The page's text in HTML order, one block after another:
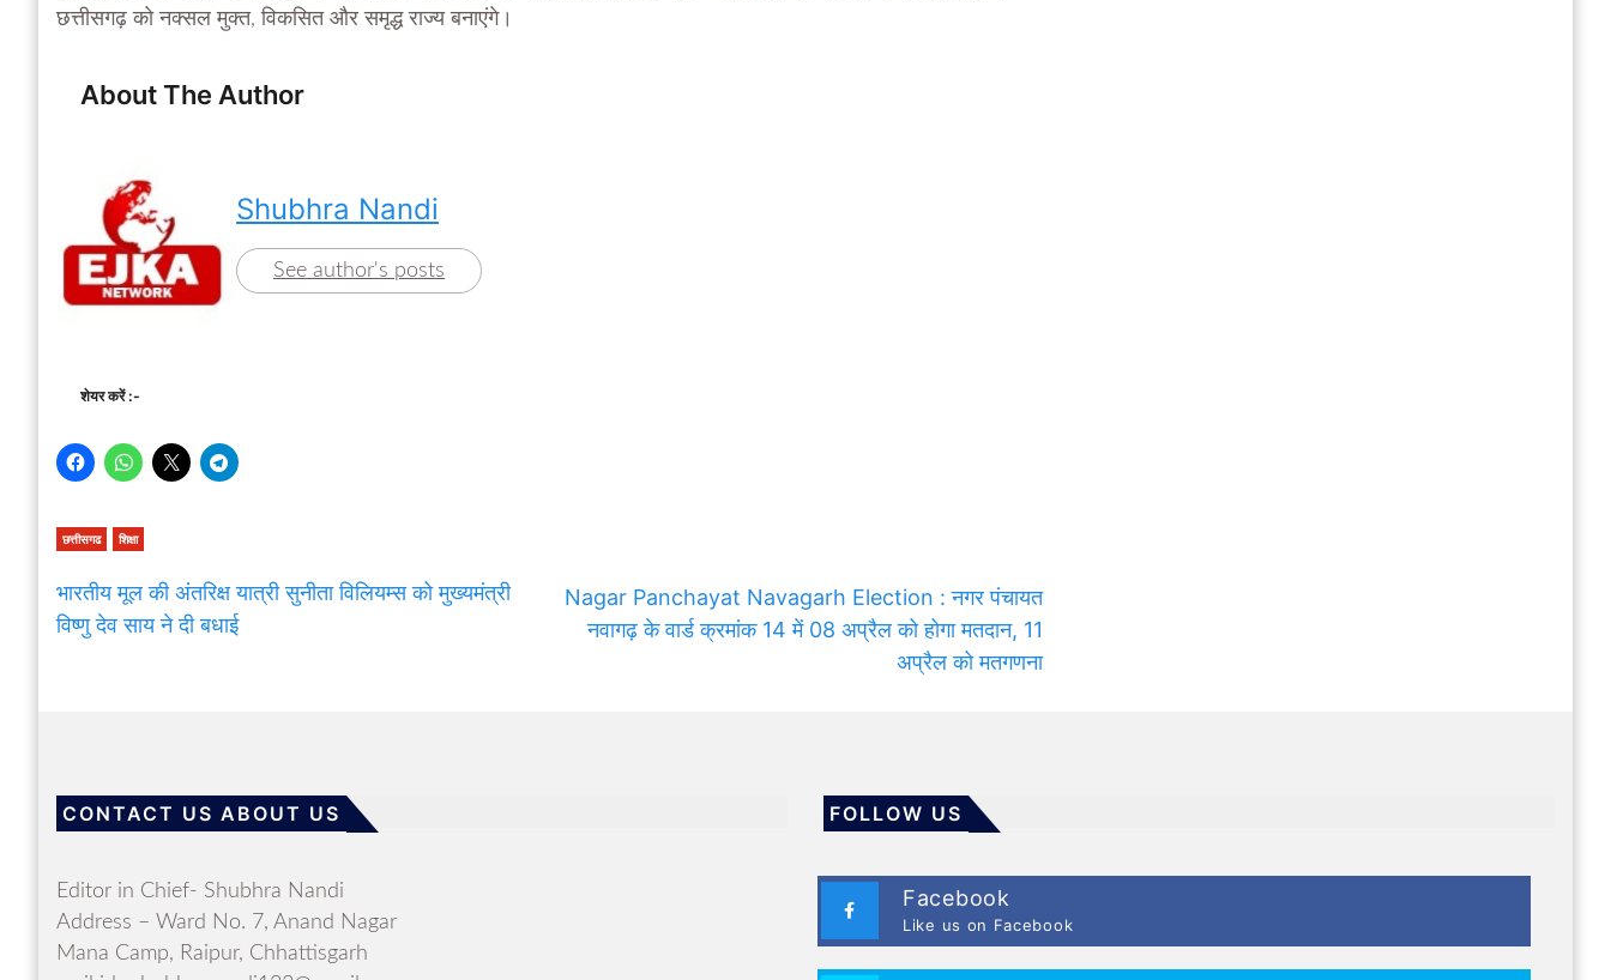
छत्तीसगढ़ को नक्सल मुक्त, विकसित और समृद्ध राज्य बनाएंगे।
About The Author
Shubhra Nandi
See author's posts
शेयर करें :-
छत्तीसगढ शिक्षा
भारतीय मूल की अंतरिक्ष यात्री सुनीता विलियम्स को मुख्यमंत्री
विष्णु देव साय ने दी बधाई
Nagar Panchayat Navagarh Election : नगर पंचायत
नवागढ़ के वार्ड क्रमांक 14 में 08 अप्रैल को होगा मतदान, 11
अप्रैल को मतगणना
CONTACT US ABOUT US
Editor in Chief- Shubhra Nandi
Address – Ward No. 7, Anand Nagar
Mana Camp, Raipur, Chhattisgarh
FOLLOW US
Facebook
Like us on Facebook